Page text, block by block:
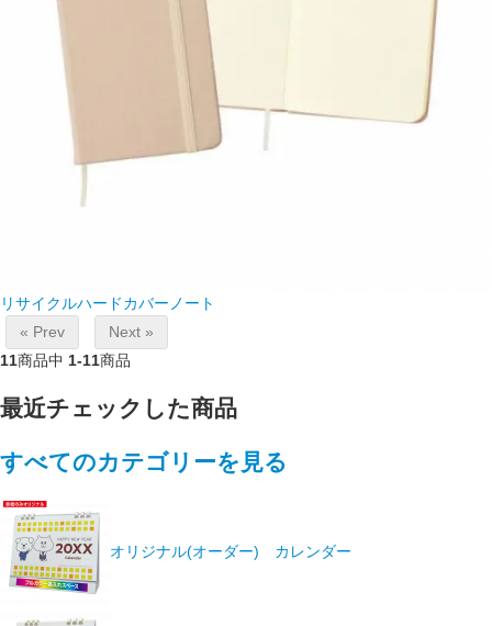
リサイクルハードカバーノート
« Prev
Next »
11商品中 1-11商品
最近チェックした商品
すべてのカテゴリーを見る
オリジナル(オーダー) カレンダー